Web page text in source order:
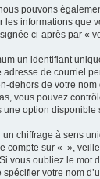
pouvons
les informations que
ci-après par «
un identifiant
adresse de courriel
dehors de votre
vous pouvez
option disponible
chiffrage à sens
compte sur « »,
vous oubliez le
votre nom